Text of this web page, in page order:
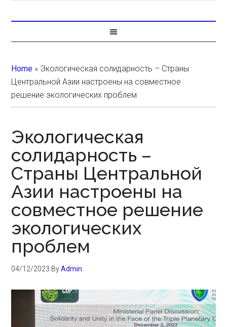
Home » Экологическая солидарность – Страны
Центральной Азии настроены на совместное
решение экологических проблем
Экологическая
солидарность –
Страны Центральной
Азии настроены на
совместное решение
экологических
проблем
04/12/2023 ByAdmin